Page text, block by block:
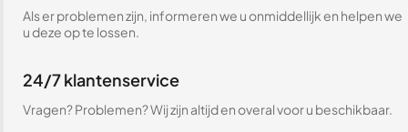
Als er problemen zijn, informeren we u onmiddellijk en helpen we
u deze op te lossen.
24/7 klantenservice
Vragen? Problemen? Wij zijn altijd en overal voor u beschikbaar.